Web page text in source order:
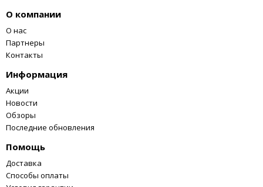
О компании
О нас
Партнеры
Контакты
Информация
Акции
Новости
Обзоры
Последние обновления
Помощь
Доставка
Способы оплаты